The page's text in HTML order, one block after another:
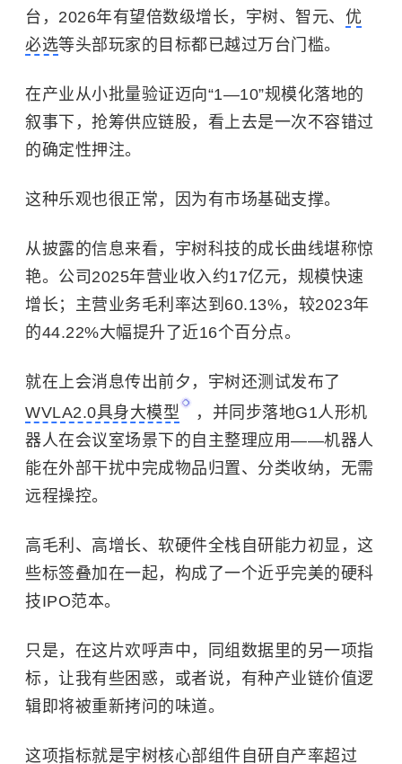
台，2026年有望倍数级增长，宇树、智元、 优
必选等头部玩家的目标都已越过万台门槛。
在产业从小批量验证迈向“1—10”规模化落地的
叙事下，抢筹供应链股，看上去是一次不容错过
的确定性押注。
这种乐观也很正常，因为有市场基础支撑。
从披露的信息来看，宇树科技的成长曲线堪称惊
艳。公司2025年营业收入约17亿元，规模快速
增长；主营业务毛利率达到60.13%，较2023年
的44.22%大幅提升了近16个百分点。
就在上会消息传出前夕，宇树还测试发布了
WVLA2.0具身大模型
，并同步落地G1人形机
器人在会议室场景下的自主整理应用——机器人
能在外部干扰中完成物品归置、分类收纳，无需
远程操控。
高毛利、高增长、软硬件全栈自研能力初显，这
些标签叠加在一起，构成了一个近乎完美的硬科
技IPO范本。
只是，在这片欢呼声中，同组数据里的另一项指
标，让我有些困惑，或者说，有种产业链价值逻
辑即将被重新拷问的味道。
这项指标就是宇树核心部组件自研自产率超过